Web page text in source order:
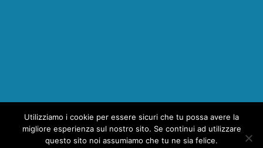
Utilizziamo i cookie per essere sicuri che tu possa avere la
migliore esperienza sul nostro sito. Se continui ad utilizzare
questo sito noi assumiamo che tu ne sia felice.